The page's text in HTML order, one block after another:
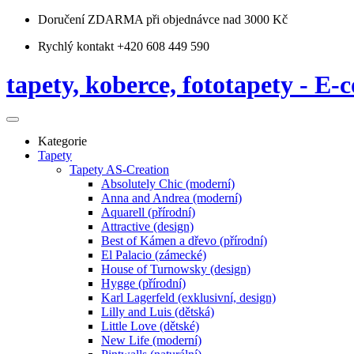
Doručení ZDARMA při objednávce nad 3000 Kč
Rychlý kontakt +420 608 449 590
tapety, koberce, fototapety - E-
Kategorie
Tapety
Tapety AS-Creation
Absolutely Chic (moderní)
Anna and Andrea (moderní)
Aquarell (přírodní)
Attractive (design)
Best of Kámen a dřevo (přírodní)
El Palacio (zámecké)
House of Turnowsky (design)
Hygge (přírodní)
Karl Lagerfeld (exklusivní, design)
Lilly and Luis (dětská)
Little Love (dětské)
New Life (moderní)